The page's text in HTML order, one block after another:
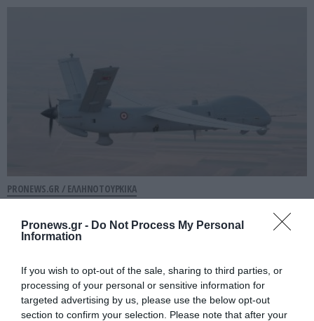
Pronews.gr - Do Not Process My Personal
Information
If you wish to opt-out of the sale, sharing to third parties, or
processing of your personal or sensitive information for
targeted advertising by us, please use the below opt-out
section to confirm your selection. Please note that after your
PRONEWS.GR / ΕΛΛΗΝΟΤΟΥΡΚΙΚΑ
Νέες παραβιάσεις και παραβάσεις της
Τουρκίας στο Αιγαίο με τρία UAV
05.08.2026 | 21:33